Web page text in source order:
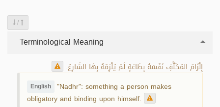
/
Terminological Meaning
إِلْزَامُ المُكَلَّفِ نَفْسَهُ بِطَاعَةٍ لَمْ يُلْزِمْهُ بِهَا الشَارِعُ.
English "Nadhr": something a person makes
obligatory and binding upon himself.